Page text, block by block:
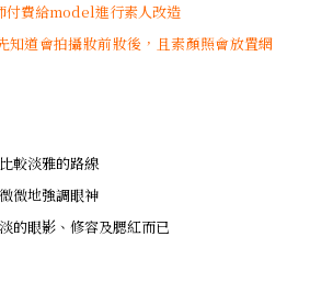
付費給model進行素人改造
知道會拍攝妝前妝後，且素顏照會放置網
較淡雅的路線
微地強調眼神
的眼影、修容及腮紅而已